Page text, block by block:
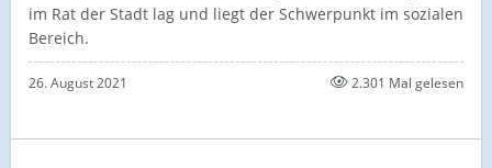
im Rat der Stadt lag und liegt der Schwerpunkt im sozialen
Bereich.
26. August 2021 2.301 Mal gelesen